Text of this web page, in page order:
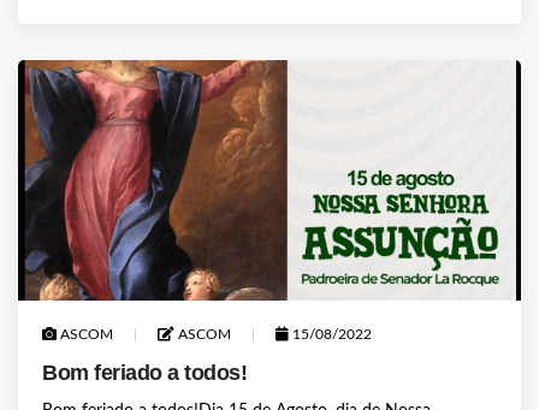
ASCOM ASCOM 15/08/2022
Bom feriado a todos!